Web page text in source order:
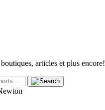
articles et plus encore!